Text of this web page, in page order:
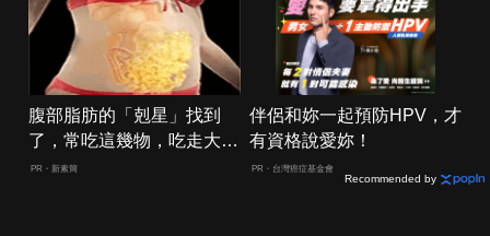
腹部脂肪的「剋星」找到
了，常吃這幾物，吃走大肚
囊，瘦出小蠻腰
PR・新素簡
伴侶和妳一起預防HPV，才
有資格說愛妳！
PR・台灣癌症基金會
Recommended by